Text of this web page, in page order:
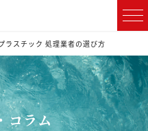
ラスチック 処理業者の選び方
コラム